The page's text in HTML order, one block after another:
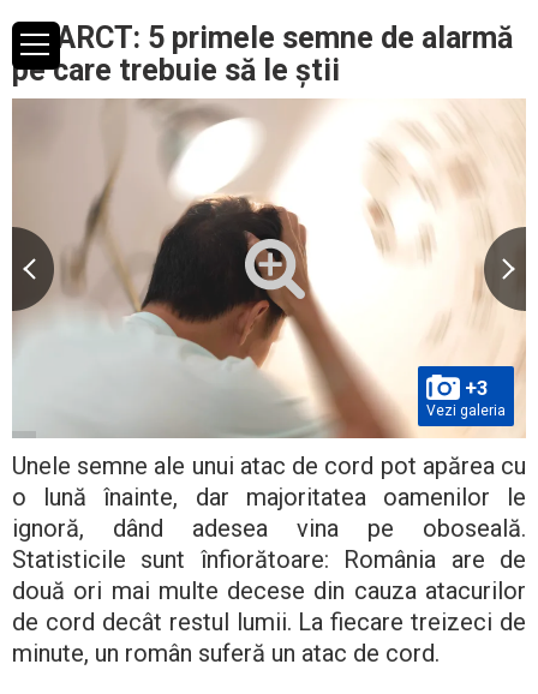
INFARCT: 5 primele semne de alarmă
pe care trebuie să le știi
+3
Vezi galeria
Unele semne ale unui atac de cord pot apărea cu
o lună înainte, dar majoritatea oamenilor le
ignoră, dând adesea vina pe oboseală.
Statisticile sunt înfiorătoare: România are de
două ori mai multe decese din cauza atacurilor
de cord decât restul lumii. La fiecare treizeci de
minute, un român suferă un atac de cord.